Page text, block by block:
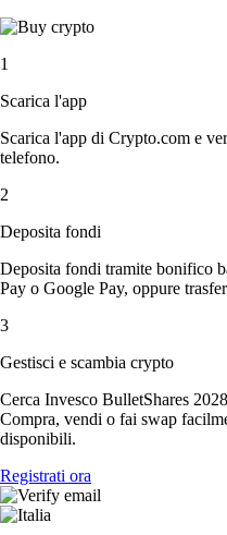
1
Scarica l'app
Scarica l'app di Crypto.com e
telefono.
2
Deposita fondi
Deposita fondi tramite bonifico
Pay o Google Pay, oppure
3
Gestisci e scambia crypto
Cerca Invesco BulletShares
Compra, vendi o fai swap
disponibili.
Registrati ora